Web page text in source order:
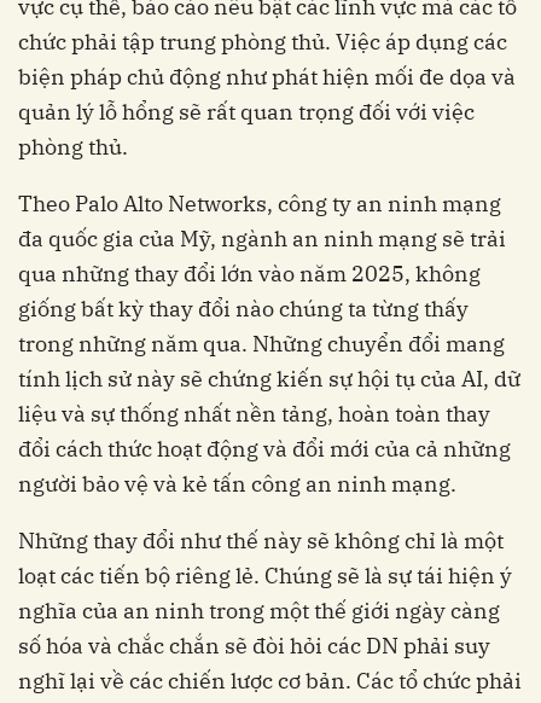
vực cụ thể, báo cáo nêu bật các lĩnh vực mà các tổ
chức phải tập trung phòng thủ. Việc áp dụng các
biện pháp chủ động như phát hiện mối đe dọa và
quản lý lỗ hổng sẽ rất quan trọng đối với việc
phòng thủ.
Theo Palo Alto Networks, công ty an ninh mạng
đa quốc gia của Mỹ, ngành an ninh mạng sẽ trải
qua những thay đổi lớn vào năm 2025, không
giống bất kỳ thay đổi nào chúng ta từng thấy
trong những năm qua. Những chuyển đổi mang
tính lịch sử này sẽ chứng kiến ​​sự hội tụ của AI, dữ
liệu và sự thống nhất nền tảng, hoàn toàn thay
đổi cách thức hoạt động và đổi mới của cả những
người bảo vệ và kẻ tấn công an ninh mạng.
Những thay đổi như thế này sẽ không chỉ là một
loạt các tiến bộ riêng lẻ. Chúng sẽ là sự tái hiện ý
nghĩa của an ninh trong một thế giới ngày càng
số hóa và chắc chắn sẽ đòi hỏi các DN phải suy
nghĩ lại về các chiến lược cơ bản. Các tổ chức phải